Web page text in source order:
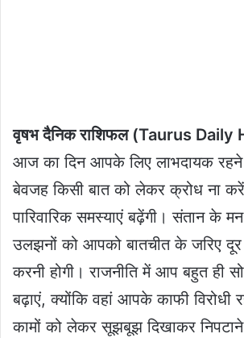
वृषभ दैनिक राशिफल (Taurus
आज का दिन आपके लिए लाभदायक
बेवजह किसी बात को लेकर क्रोध ना
पारिवारिक समस्याएं बढ़ेंगी। संतान के
उलझनों को आपको बातचीत के जरिए
करनी होगी। राजनीति में आप बहुत ही
बढ़ाएं, क्योंकि वहां आपके काफी
कामों को लेकर सूझबूझ दिखाकर